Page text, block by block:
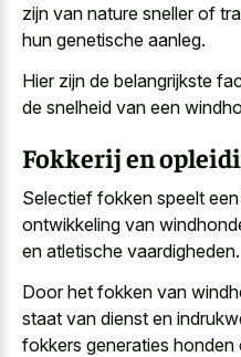
zijn van nature sneller of
hun genetische aanleg.
Hier zijn de belangrijkste
de snelheid van een
Fokkerij en
Selectief fokken speelt
ontwikkeling van
en atletische vaardigheden.
Door het fokken van
staat van dienst en
fokkers generaties honden